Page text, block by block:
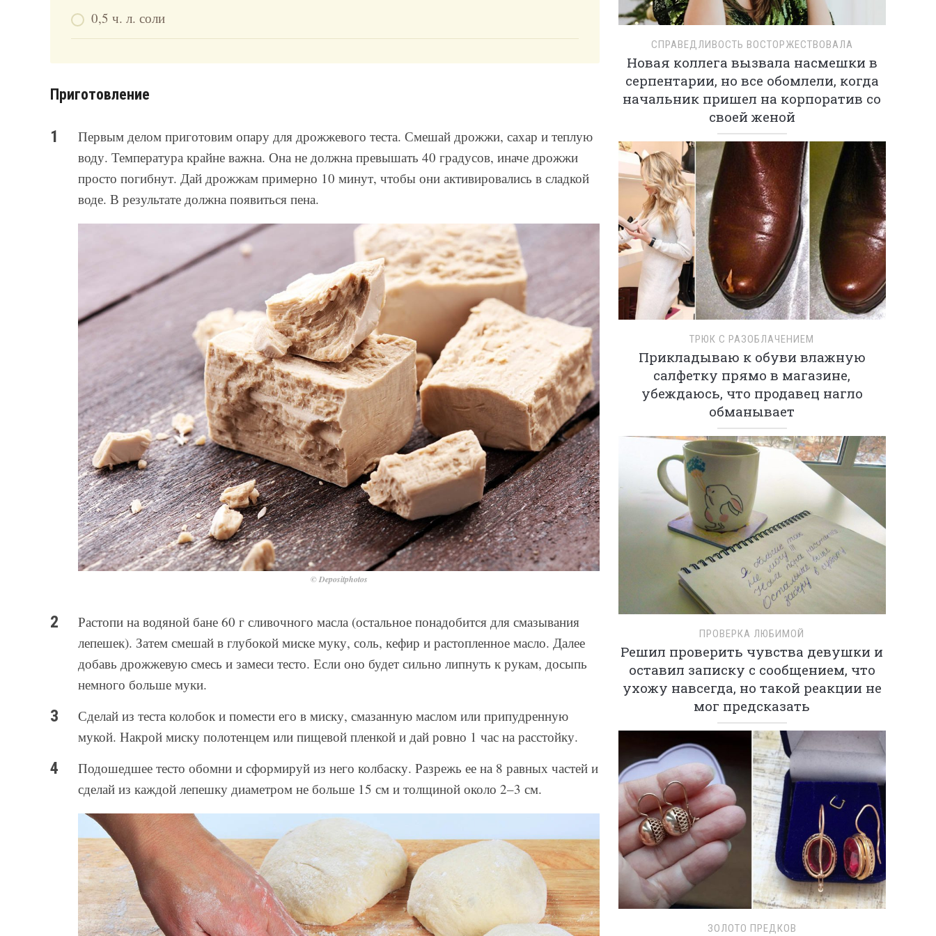
0,5 ч. л. соли
Приготовление
Первым делом приготовим опару для дрожжевого теста. Смешай дрожжи, сахар и теплую
воду. Температура крайне важна. Она не должна превышать 40 градусов, иначе дрожжи
просто погибнут. Дай дрожжам примерно 10 минут, чтобы они активировались в сладкой
воде. В результате должна появиться пена.
© Depositphotos
Растопи на водяной бане 60 г сливочного масла (остальное понадобится для смазывания
лепешек). Затем смешай в глубокой миске муку, соль, кефир и растопленное масло. Далее
добавь дрожжевую смесь и замеси тесто. Если оно будет сильно липнуть к рукам, досыпь
немного больше муки.
Сделай из теста колобок и помести его в миску, смазанную маслом или припудренную
мукой. Накрой миску полотенцем или пищевой пленкой и дай ровно 1 час на расстойку.
Подошедшее тесто обомни и сформируй из него колбаску. Разрежь ее на 8 равных частей и
сделай из каждой лепешку диаметром не больше 15 см и толщиной около 2–3 см.
СПРАВЕДЛИВОСТЬ ВОСТОРЖЕСТВОВАЛА
Новая коллега вызвала насмешки в
серпентарии, но все обомлели, когда
начальник пришел на корпоратив со
своей женой
ТРЮК С РАЗОБЛАЧЕНИЕМ
Прикладываю к обуви влажную
салфетку прямо в магазине,
убеждаюсь, что продавец нагло
обманывает
ПРОВЕРКА ЛЮБИМОЙ
Решил проверить чувства девушки и
оставил записку с сообщением, что
ухожу навсегда, но такой реакции не
мог предсказать
ЗОЛОТО ПРЕДКОВ